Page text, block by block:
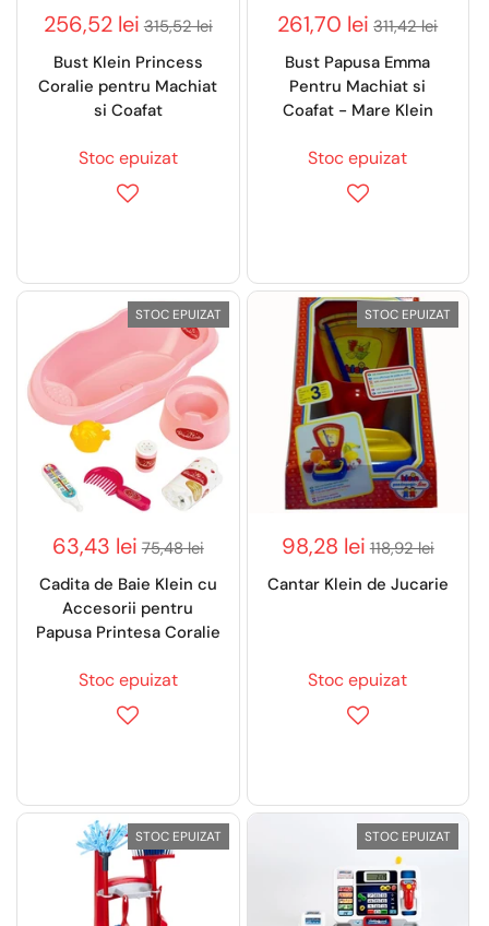
256,52 lei 315,52 lei
Bust Klein Princess
Coralie pentru Machiat
si Coafat
Stoc epuizat
261,70 lei 311,42 lei
Bust Papusa Emma
Pentru Machiat si
Coafat - Mare Klein
Stoc epuizat
63,43 lei 75,48 lei
Cadita de Baie Klein cu
Accesorii pentru
Papusa Printesa Coralie
Stoc epuizat
STOC EPUIZAT
98,28 lei 118,92 lei
Cantar Klein de Jucarie
Stoc epuizat
STOC EPUIZAT
STOC EPUIZAT STOC EPUIZAT